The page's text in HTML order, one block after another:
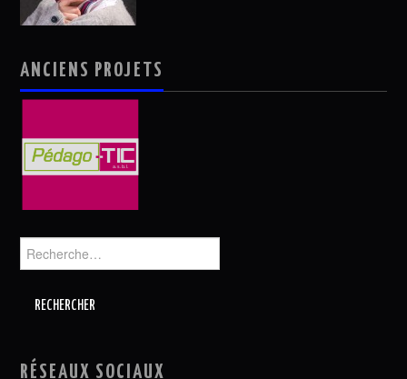
ANCIENS PROJETS
Rechercher :
RÉSEAUX SOCIAUX